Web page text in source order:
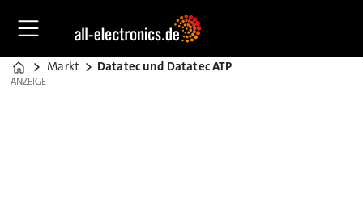
Home
Markt Datatec und Datatec ATP
ANZEIGE
ANZEIGE